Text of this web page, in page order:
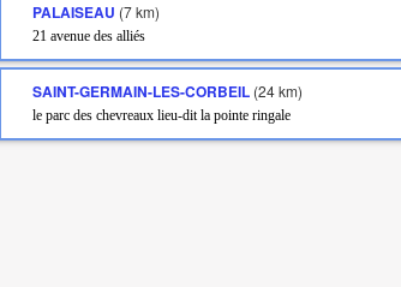
PALAISEAU (7 km)
21 avenue des alliés
SAINT-GERMAIN-LES-CORBEIL(24 km)
le parc des chevreaux lieu-dit la pointe ringale